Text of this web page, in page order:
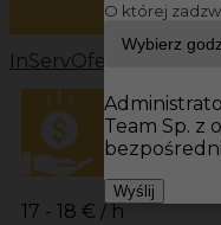
InServOferty pracy
17 - 18 € / h
O której
Team Sp. z
Wyślij